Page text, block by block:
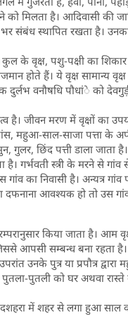
मिलता है। आदिवासी की
भर संबंध स्थापित रखता है।
के वृक्ष, पशु-पक्षी का शिकार
होते हैं। ये वृक्ष सामान्य
दुर्लभ वनौषधि पौधांे को
है। जीवन मरण में वृक्षों का
महुआ-साल-साजा पत्ता के
गुलर, छिंद पत्ती डाला जाता
गर्भवती स्त्री के मरने से
का निवासी है। अन्यत्र
दफनाना आवश्यक हो तो उस
किया जाता है।
आपसी सम्बन्ध बना रहता है।
उनके पुत्र या प्रपौत्र
पुतली को घर अथवा रास्ते
में शहर से लगा हुआ साल